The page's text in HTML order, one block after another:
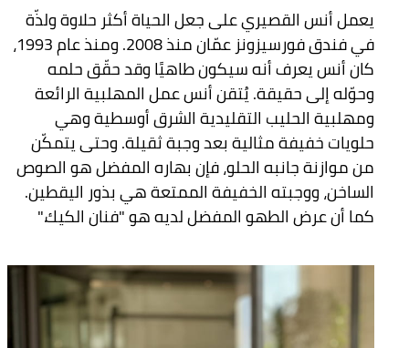
يعمل أنس القصيري على جعل الحياة أكثر حلاوة ولذّة
في فندق فورسيزونز عمّان منذ 2008. ومنذ عام 1993،
كان أنس يعرف أنه سيكون طاهيًا وقد حقّق حلمه
وحوّله إلى حقيقة. يُتقن أنس عمل المهلبية الرائعة
ومهلبية الحليب التقليدية الشرق أوسطية وهي
حلويات خفيفة مثالية بعد وجبة ثقيلة. وحتى يتمكّن
من موازنة جانبه الحلو، فإن بهاره المفضل هو الصوص
الساخن، ووجبته الخفيفة الممتعة هي بذور اليقطين.
كما أن عرض الطهو المفضل لديه هو "فنان الكيك."